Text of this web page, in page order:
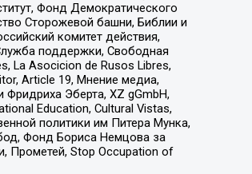
Фонд Демократического
Сторожевой башни, Библии и
комитет действия,
поддержки, Свободная
La Asocicion de Rusos Libres,
Article 19, Мнение медиа,
Эберта, XZ gGmbH,
Education, Cultural Vistas,
политики им Питера Мунка,
Фонд Бориса Немцова за
Прометей, Stop Occupation of